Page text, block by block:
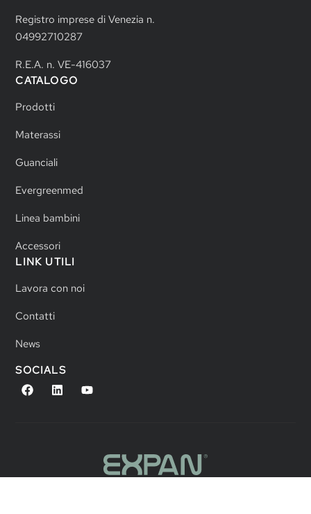
Registro imprese di Venezia n.
04992710287
R.E.A. n. VE-416037
CATALOGO
Prodotti
Materassi
Guanciali
Evergreenmed
Linea bambini
Accessori
LINK UTILI
Lavora con noi
Contatti
News
SOCIALS